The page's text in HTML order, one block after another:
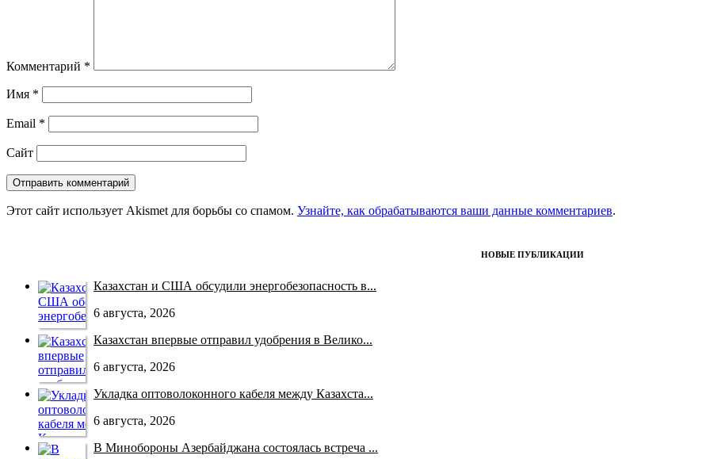
Комментарий *
Имя *
Email *
Сайт
Этот сайт использует Akismet для борьбы со спамом. Узнайте, как обрабатываются ваши данные комментариев.
НОВЫЕ ПУБЛИКАЦИИ
Казахстан и США обсудили энергобезопасность в...
6 августа, 2026
Казахстан впервые отправил удобрения в Велико...
6 августа, 2026
Укладка оптоволоконного кабеля между Казахста...
6 августа, 2026
В Минобороны Азербайджана состоялась встреча ...